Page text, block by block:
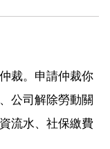
裁。申請仲裁你
公司解除勞動關
流水、社保繳費